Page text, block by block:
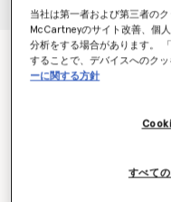
Rectangular Cat-Eye
¥37,400
当社は第一者および第三者の
McCartneyのサイト改善、個
分析をする場合があります。
することで、デバイスへのク
ーに関する方針
すべて